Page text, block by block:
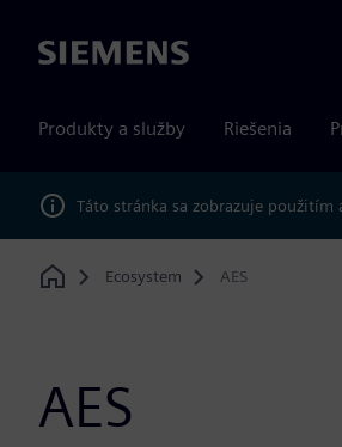
Siemens
Produkty a služby Riešenia
Táto stránka sa zobrazuje
Home
Ecosystem AES
AES